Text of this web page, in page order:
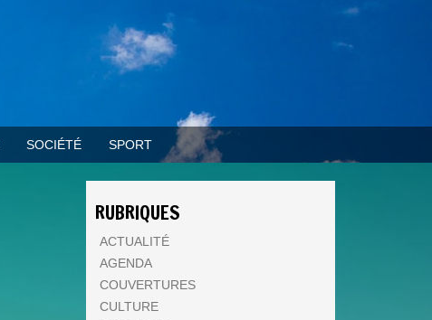
SOCIÉTÉ SPORT
RUBRIQUES
ACTUALITÉ
AGENDA
COUVERTURES
CULTURE